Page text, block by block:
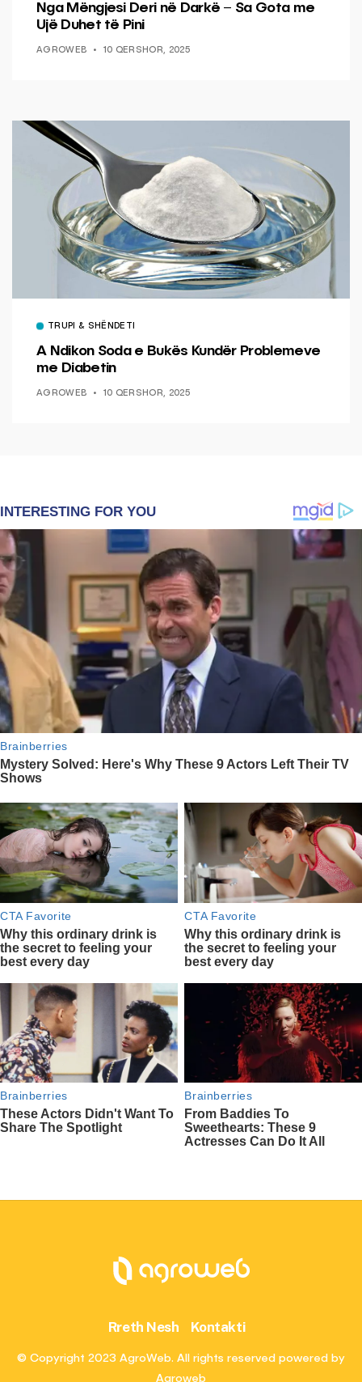
Nga Mëngjesi Deri në Darkë – Sa Gota me
Ujë Duhet të Pini
AGROWEB 10 QERSHOR, 2025
TRUPI & SHËNDETI
A Ndikon Soda e Bukës Kundër Problemeve
me Diabetin
AGROWEB 10 QERSHOR, 2025
Rreth Nesh Kontakti
© Copyright 2023 AgroWeb. All rights reserved powered by
Agroweb